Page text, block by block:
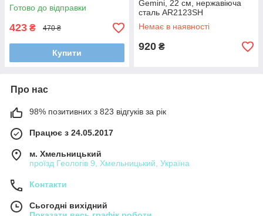
Готово до відправки
423 ₴ 470 ₴
Купити
Gemini, 22 см, нержавіюча
сталь AR2123SH
Немає в наявності
920 ₴
Про нас
98% позитивних з 823 відгуків за рік
Працює з 24.05.2017
м. Хмельницький
проїзд Геологів 9, Хмельницький, Україна
Контакти
Сьогодні вихідний